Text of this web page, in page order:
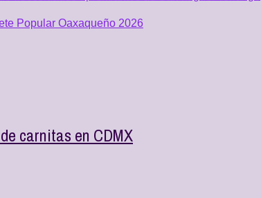
Popular Oaxaqueño 2026
carnitas en CDMX